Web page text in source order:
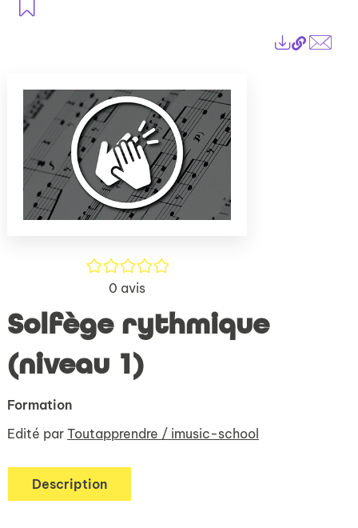
Lien
/5
0 avis
Solfège rythmique
(niveau 1)
Formation
Edité par Toutapprendre / imusic-school
Description